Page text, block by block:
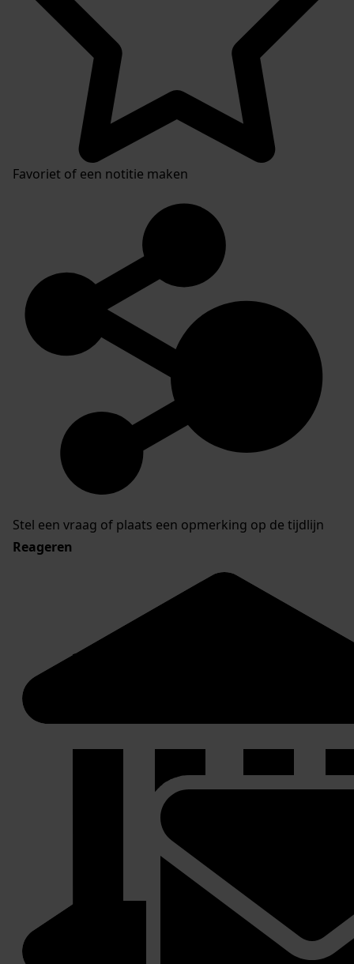
Favoriet of een notitie maken
Stel een vraag of plaats een opmerking op de tijdlijn
Reageren